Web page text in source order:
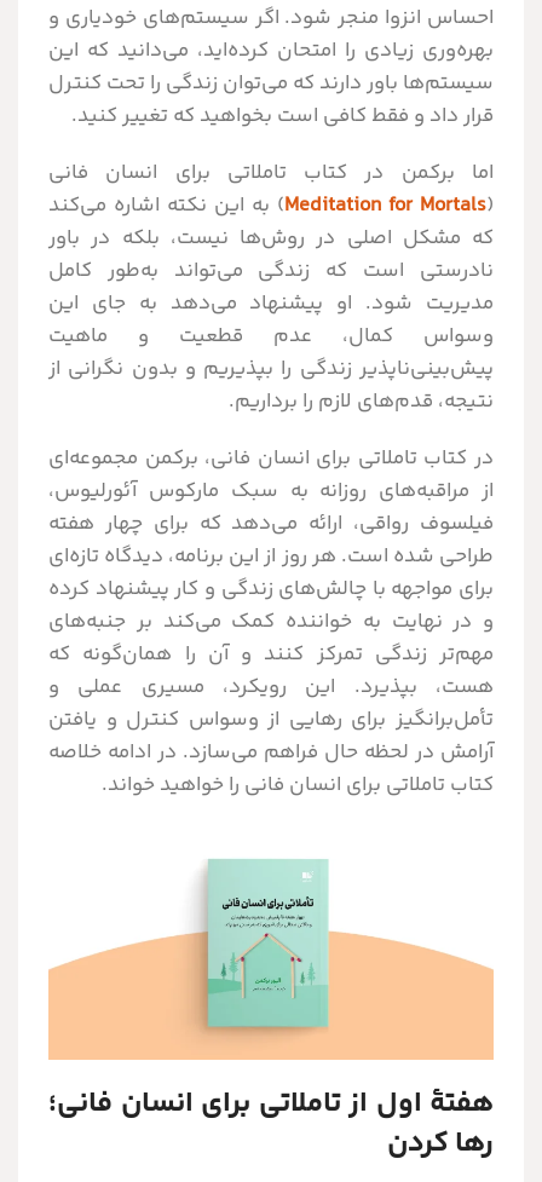
احساس انزوا منجر شود. اگر سیستم‌های خودیاری و
بهره‌وری زیادی را امتحان کرده‌اید، می‌دانید که این
سیستم‌ها باور دارند که می‌توان زندگی را تحت کنترل
قرار داد و فقط کافی است بخواهید که تغییر کنید.
اما برکمن در کتاب تاملاتی برای انسان فانی
(
Meditation for Mortals) به این نکته اشاره می‌کند
که مشکل اصلی در روش‌ها نیست، بلکه در باور
نادرستی است که زندگی می‌تواند به‌طور کامل
مدیریت شود. او پیشنهاد می‌دهد به جای این
وسواس کمال، عدم قطعیت و ماهیت
پیش‌بینی‌ناپذیر زندگی را بپذیریم و بدون نگرانی از
نتیجه، قدم‌های لازم را برداریم.
در کتاب تاملاتی برای انسان فانی، برکمن مجموعه‌ای
از مراقبه‌های روزانه به سبک مارکوس آئورلیوس،
فیلسوف رواقی، ارائه می‌دهد که برای چهار هفته
طراحی شده است. هر روز از این برنامه، دیدگاه تازه‌ای
برای مواجهه با چالش‌های زندگی و کار پیشنهاد کرده
و در نهایت به خواننده کمک می‌کند بر جنبه‌های
مهم‌تر زندگی تمرکز کنند و آن را همان‌گونه که
هست، بپذیرد. این رویکرد، مسیری عملی و
تأمل‌برانگیز برای رهایی از وسواس کنترل و یافتن
آرامش در لحظه حال فراهم می‌سازد. در ادامه خلاصه
کتاب تاملاتی برای انسان فانی را خواهید خواند.
هفتۀ اول از تاملاتی برای انسان فانی؛
رها کردن